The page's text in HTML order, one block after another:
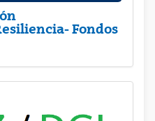
Fondos